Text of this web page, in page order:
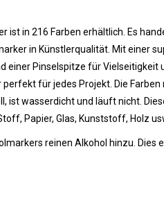
ist in 216 Farben erhältlich. Es
in Künstlerqualität. Mit einer
einer Pinselspitze für Vielseitigkeit
für jedes Projekt. Die
ist wasserdicht und läuft nicht.
Papier, Glas, Kunststoff, Holz
reinen Alkohol hinzu. Dies